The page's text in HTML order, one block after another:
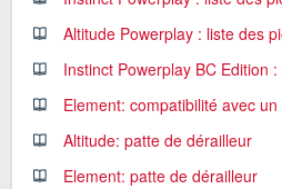
Altitude Powerplay : liste des
Instinct Powerplay BC Edition
Element: compatibilité avec
Altitude: patte de dérailleur
Element: patte de dérailleur